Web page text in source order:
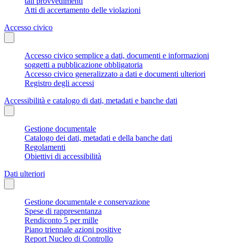
Atti di accertamento delle violazioni
Accesso civico
Accesso civico semplice a dati, documenti e informazioni
soggetti a pubblicazione obbligatoria
Accesso civico generalizzato a dati e documenti ulteriori
Registro degli accessi
Accessibilità e catalogo di dati, metadati e banche dati
Gestione documentale
Catalogo dei dati, metadati e della banche dati
Regolamenti
Obiettivi di accessibilità
Dati ulteriori
Gestione documentale e conservazione
Spese di rappresentanza
Rendiconto 5 per mille
Piano triennale azioni positive
Report Nucleo di Controllo